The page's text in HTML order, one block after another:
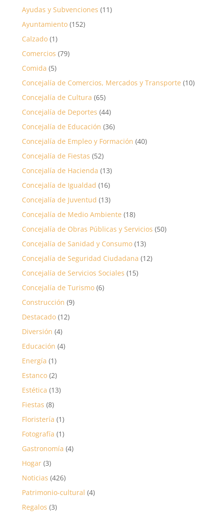
Ayudas y Subvenciones (11)
Ayuntamiento(152)
Calzado(1)
Comercios (79)
Comida (5)
Concejalía de Comercios, Mercados y Transporte (10)
Concejalía de Cultura (65)
Concejalía de Deportes (44)
Concejalía de Educación (36)
Concejalía de Empleo y Formación (40)
Concejalía de Fiestas (52)
Concejalía de Hacienda (13)
Concejalía de Igualdad (16)
Concejalía de Juventud (13)
Concejalía de Medio Ambiente (18)
Concejalía de Obras Públicas y Servicios (50)
Concejalía de Sanidad y Consumo(13)
Concejalía de Seguridad Ciudadana (12)
Concejalía de Servicios Sociales (15)
Concejalía de Turismo(6)
Construcción (9)
Destacado(12)
Diversión (4)
Educación (4)
Energía (1)
Estanco(2)
Estética (13)
Fiestas (8)
Floristería (1)
Fotografía (1)
Gastronomía (4)
Hogar(3)
Noticias (426)
Patrimonio-cultural (4)
Regalos (3)